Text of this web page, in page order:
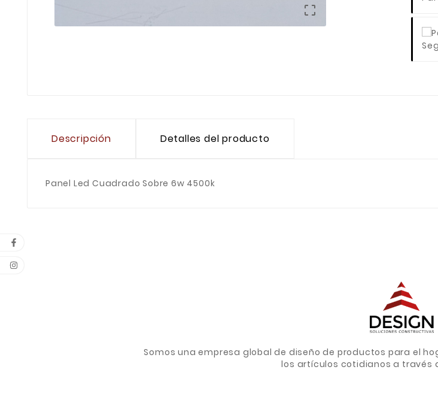

Descripción Detalles del producto
Panel Led Cuadrado Sobre 6w 4500k
Somos una empresa global de diseño de productos para el
los artículos cotidianos a través